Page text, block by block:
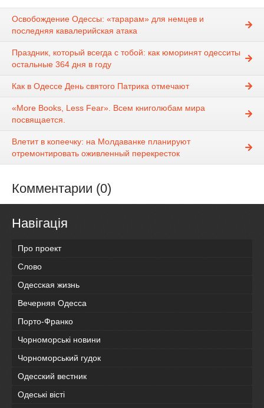
Освобождение Одессы: «тарарам» для немцев и
последняя кавалерийская атака
Праздник, который всегда с тобой: как юморинят одесситы
остальные 364 дня в году
Как в Одессе День святого Патрика отмечают
«More Books, Less Fear». Всем книголюбам мира
посвящается.
Влетит в копеечку: на Молдаванке планируют
отремонтировать оживленный перекресток
Комментарии (0)
Навігація
Про проект
Слово
Одесская жизнь
Вечерняя Одесса
Порто-Франко
Чорноморські новини
Чорноморський гудок
Одесский вестник
Одеськi вiстi